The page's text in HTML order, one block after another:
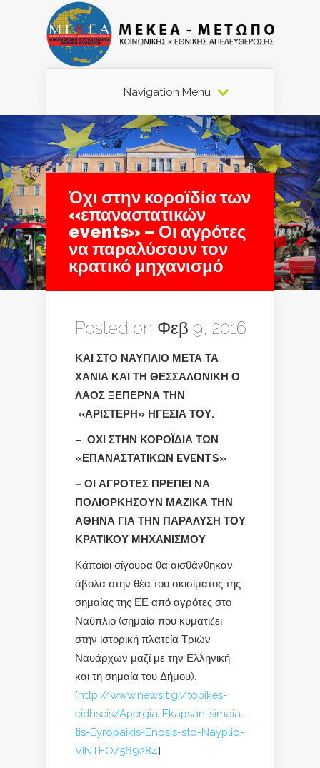
Navigation Menu
Όχι στην κοροϊδία των
«επαναστατικών
events» – Οι αγρότες
να παραλύσουν τον
κρατικό μηχανισμό
Posted on Φεβ 9, 2016
ΚΑΙ ΣΤΟ ΝΑΥΠΛΙΟ ΜΕΤΑ ΤΑ
ΧΑΝΙΑ ΚΑΙ ΤΗ ΘΕΣΣΑΛΟΝΙΚΗ Ο
ΛΑΟΣ ΞΕΠΕΡΝΑ ΤΗΝ
«ΑΡΙΣΤΕΡΗ» ΗΓΕΣΙΑ ΤΟΥ.
– ΟΧΙ ΣΤΗΝ ΚΟΡΟΪΔΙΑ ΤΩΝ
«ΕΠΑΝΑΣΤΑΤΙΚΩΝ EVENTS»
– ΟΙ ΑΓΡΟΤΕΣ ΠΡΕΠΕΙ ΝΑ
ΠΟΛΙΟΡΚΗΣΟΥΝ ΜΑΖΙΚΑ ΤΗΝ
ΑΘΗΝΑ ΓΙΑ ΤΗΝ ΠΑΡΑΛΥΣΗ ΤΟΥ
ΚΡΑΤΙΚΟΥ ΜΗΧΑΝΙΣΜΟΥ
Κάποιοι σίγουρα θα αισθάνθηκαν
άβολα στην θέα του σκισίματος της
σημαίας της ΕΕ από αγρότες στο
Ναύπλιο (σημαία που κυματίζει
στην ιστορική πλατεία Τριών
Ναυάρχων μαζί με την Ελληνική
και τη σημαία του Δήμου).
[http://www.newsit.gr/topikes-
eidhseis/Apergia-Ekapsan-simaia-
tis-Eyropaikis-Enosis-sto-Nayplio-
VINTEO/569284]